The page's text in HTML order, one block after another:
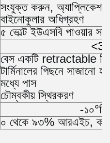
সংযুক্ত করুন, অ্যাপ্লিকেশন
বাইনোকুলার অধিগ্রহণ
৫ ভোল্ট ইউএসবি পাওয়ার
বেস একটি retractable
টার্মিনালের পিছনে সাজানো
মধ্যে পাস
চৌম্বকীয় স্থিরকরণ
-
০ থেকে ৯৩% আরএইচ,